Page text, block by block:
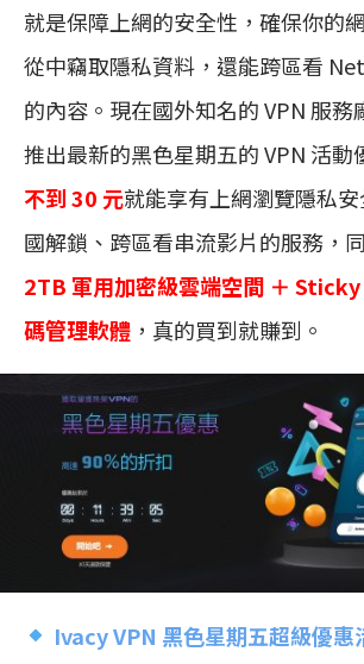
就是保障上網的安全性，確保你的
從中竊取隱私資料，還能跨區看
的內容。現在國外知名的 VPN 服務
推出最新的黑色星期五的 VPN 活動
不到 30 元就能享有上網瀏覽隱私
國解鎖、跨區看串流影片的服務，
2TB 軍用加密級雲端空間 ＋
碼管理軟體 ，真的買到就賺到。
Ivacy VPN 黑色星期五超級優惠